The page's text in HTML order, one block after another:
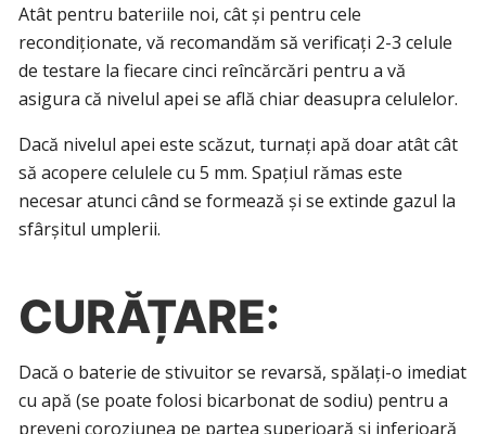
Atât pentru bateriile noi, cât și pentru cele
recondiționate, vă recomandăm să verificați 2-3 celule
de testare la fiecare cinci reîncărcări pentru a vă
asigura că nivelul apei se află chiar deasupra celulelor.
Dacă nivelul apei este scăzut, turnați apă doar atât cât
să acopere celulele cu 5 mm. Spațiul rămas este
necesar atunci când se formează și se extinde gazul la
sfârșitul umplerii.
CURĂȚARE:
Dacă o baterie de stivuitor se revarsă, spălați-o imediat
cu apă (se poate folosi bicarbonat de sodiu) pentru a
preveni coroziunea pe partea superioară și inferioară